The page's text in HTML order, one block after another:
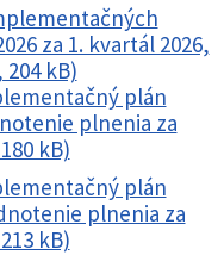
za 1. kvartál 2026,
kB)
plán
plnenia za
kB)
plán
plnenia za
kB)